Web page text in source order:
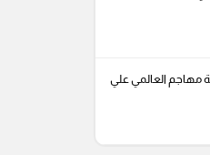
العالمي علي